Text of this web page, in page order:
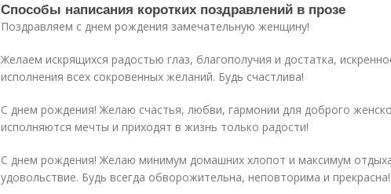
Способы написания коротких поздравлений в прозе
Поздравляем с днем рождения замечательную женщину!
Желаем искрящихся радостью глаз, благополучия и достатка,
исполнения всех сокровенных желаний. Будь счастлива!
С днем рождения! Желаю счастья, любви, гармонии для доброго
исполняются мечты и приходят в жизнь только радости!
С днем рождения! Желаю минимум домашних хлопот и максимум
удовольствие. Будь всегда обворожительна, неповторима и прекрасна!